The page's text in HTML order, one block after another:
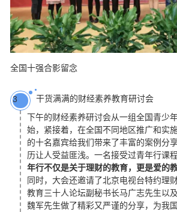
全国十强合影留念
3
干货满满的财经素养教育研讨会
下午的财经素养研讨会从一组全国青少
始，紧接着，在全国不同地区推广和实
的十名嘉宾给我们带来了丰富的案例分
历让人受益匪浅。一名接受过青年行课
年行不仅是关于理财的教育，更是爱的
同时，大会还邀请了北京电视台特约理
教育三十人论坛副秘书长马广志先生以
魏军先生做了精彩又严谨的分享，为我